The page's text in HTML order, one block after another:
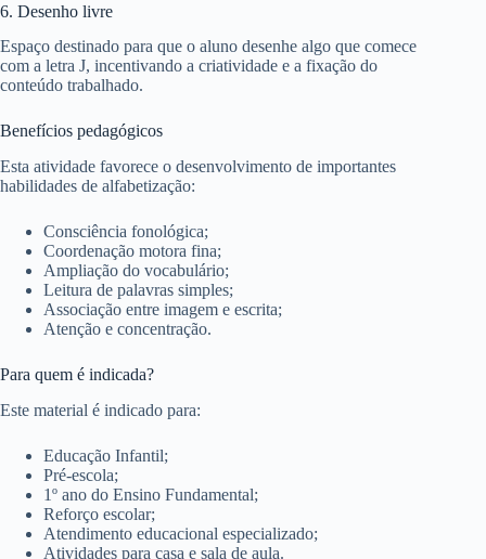
6. Desenho livre
Espaço destinado para que o aluno desenhe algo que comece
com a letra J, incentivando a criatividade e a fixação do
conteúdo trabalhado.
Benefícios pedagógicos
Esta atividade favorece o desenvolvimento de importantes
habilidades de alfabetização:
Consciência fonológica;
Coordenação motora fina;
Ampliação do vocabulário;
Leitura de palavras simples;
Associação entre imagem e escrita;
Atenção e concentração.
Para quem é indicada?
Este material é indicado para:
Educação Infantil;
Pré-escola;
1º ano do Ensino Fundamental;
Reforço escolar;
Atendimento educacional especializado;
Atividades para casa e sala de aula.